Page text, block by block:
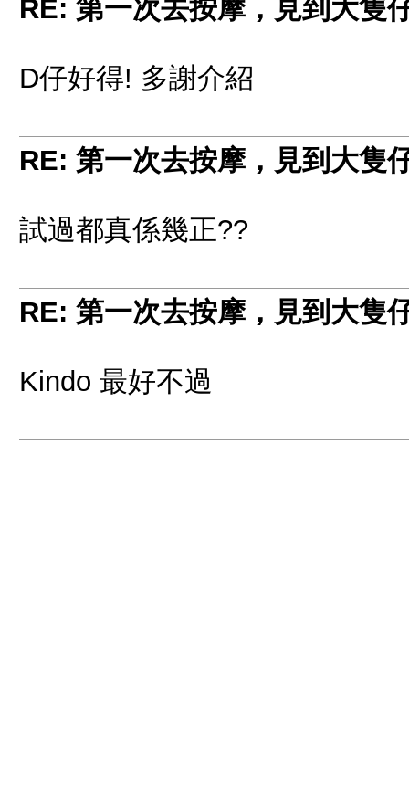
RE: 第一次去按摩，見到大隻
D仔好得! 多謝介紹
RE: 第一次去按摩，見到大隻
試過都真係幾正??
RE: 第一次去按摩，見到大隻
Kindo 最好不過